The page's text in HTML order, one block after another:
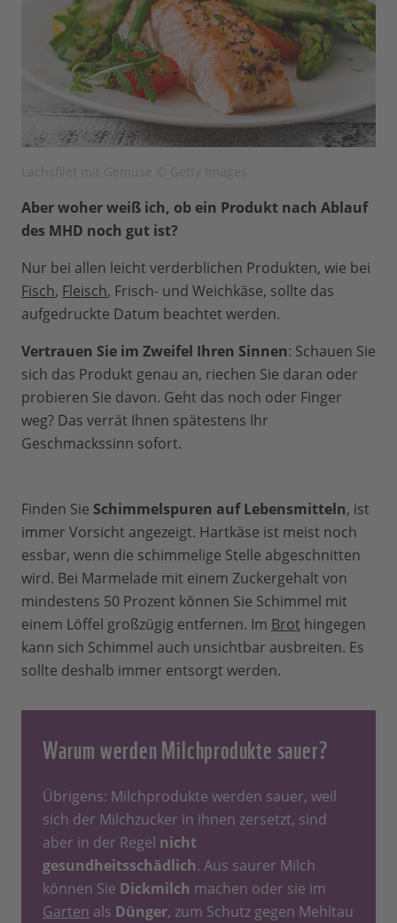
Aber woher weiß ich, ob ein Produkt nach Ablauf
des MHD noch gut ist?
Nur bei allen leicht verderblichen Produkten, wie bei
Fisch, Fleisch, Frisch- und Weichkäse, sollte das
aufgedruckte Datum beachtet werden.
Vertrauen Sie im Zweifel Ihren Sinnen: Schauen Sie
sich das Produkt genau an, riechen Sie daran oder
probieren Sie davon. Geht das noch oder Finger
weg? Das verrät Ihnen spätestens Ihr
Geschmackssinn sofort.
Finden Sie Schimmelspuren auf Lebensmitteln, ist
immer Vorsicht angezeigt. Hartkäse ist meist noch
essbar, wenn die schimmelige Stelle abgeschnitten
wird. Bei Marmelade mit einem Zuckergehalt von
mindestens 50 Prozent können Sie Schimmel mit
einem Löffel großzügig entfernen. Im Brot hingegen
kann sich Schimmel auch unsichtbar ausbreiten. Es
sollte deshalb immer entsorgt werden.
Warum werden Milchprodukte sauer?
Übrigens: Milchprodukte werden sauer, weil
sich der Milchzucker in ihnen zersetzt, sind
aber in der Regel nicht
gesundheitsschädlich. Aus saurer Milch
können Sie Dickmilch machen oder sie im
Garten als Dünger, zum Schutz gegen Mehltau